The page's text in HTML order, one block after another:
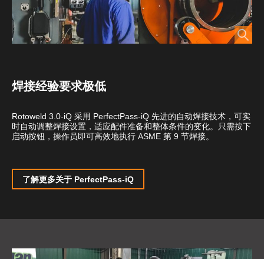
焊接经验要求极低
Rotoweld 3.0-iQ 采用 PerfectPass-iQ 先进的自动焊接技术，可实
时自动调整焊接设置，适应配件准备和整体条件的变化。只需按下
启动按钮，操作员即可高效地执行 ASME 第 9 节焊接。
了解更多关于 PerfectPass-iQ